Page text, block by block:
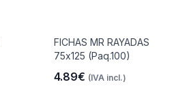
FICHAS MR RAYADAS
75x125 (Paq.100)
4.89€ (IVA incl.)